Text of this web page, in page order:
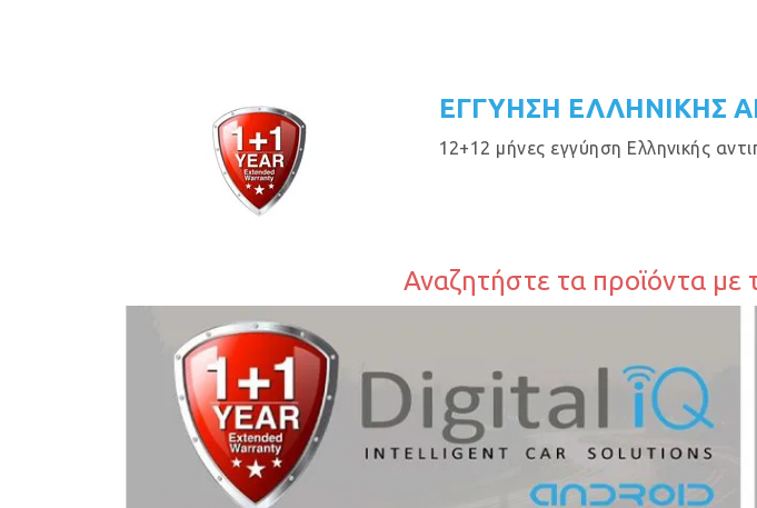
ΕΓΓΥΗΣΗ ΕΛΛΗΝΙΚΗΣ
12+12 μήνες εγγύηση Ελληνικής
Αναζητήστε τα προϊόντα με